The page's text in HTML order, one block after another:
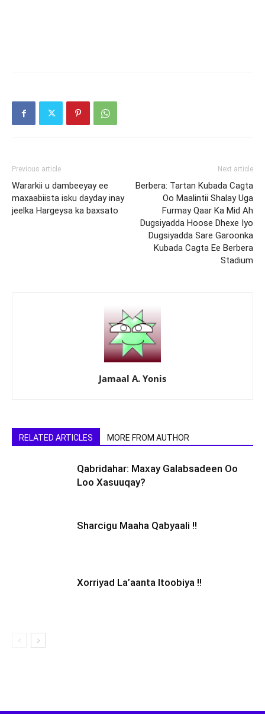
Previous article
Wararkii u dambeeyay ee
maxaabiista isku dayday inay
jeelka Hargeysa ka baxsato
Next article
Berbera: Tartan Kubada Cagta
Oo Maalintii Shalay Uga
Furmay Qaar Ka Mid Ah
Dugsiyadda Hoose Dhexe Iyo
Dugsiyadda Sare Garoonka
Kubada Cagta Ee Berbera
Stadium
Jamaal A. Yonis
RELATED ARTICLES MORE FROM AUTHOR
Qabridahar: Maxay Galabsadeen Oo
Loo Xasuuqay?
Sharcigu Maaha Qabyaali !!
Xorriyad La’aanta Itoobiya !!